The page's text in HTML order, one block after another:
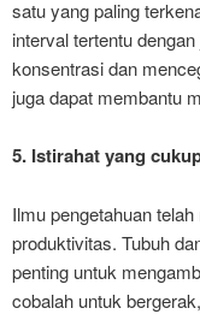
satu yang paling
interval tertentu
konsentrasi dan
juga dapat membantu
5. Istirahat yang
Ilmu pengetahuan
produktivitas. Tubuh
penting untuk
cobalah untuk